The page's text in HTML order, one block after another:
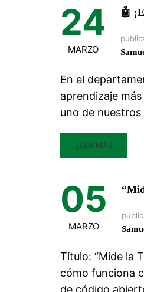
24
MARZO
🤖
En el
aprendizaje
uno de
LEER MÁS
05
MARZO
Título: “Mide la
cómo funciona
de código